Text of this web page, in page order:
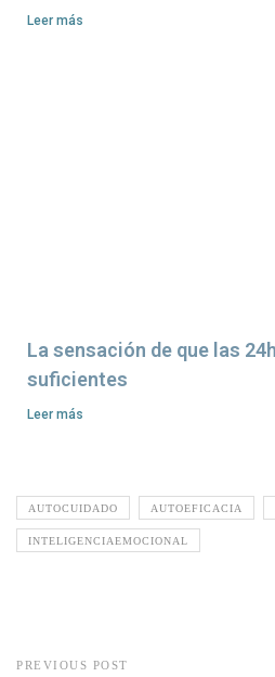
Leer más
La sensación de que las
suficientes
Leer más
AUTOCUIDADO AUTOEFICACIA
INTELIGENCIAEMOCIONAL
PREVIOUS POST